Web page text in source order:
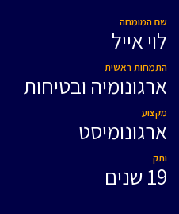
שם המומחה
לוי אייל
התמחות ראשית
ארגונומיה ובטיחות
מקצוע
ארגונומיסט
ותק
19 שנים